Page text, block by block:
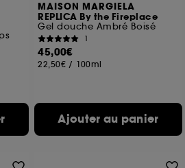
MAISON MARGIELA
REPLICA By the Fireplace
Gel douche Ambré Boisé
1
45,00€
22,50€ / 100ml
Ajouter au panier